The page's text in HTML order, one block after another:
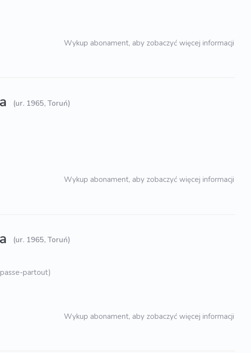
Wykup abonament, aby zobaczyć więcej informacji
(ur. 1965, Toruń)
Wykup abonament, aby zobaczyć więcej informacji
(ur. 1965, Toruń)
partout)
Wykup abonament, aby zobaczyć więcej informacji